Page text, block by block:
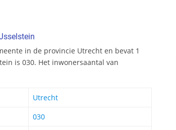
in de provincie Utrecht en bevat 1
is 030. Het inwonersaantal van
Utrecht
030